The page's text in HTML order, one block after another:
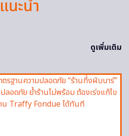
แนะนำ
ดูเพิ่มเติม